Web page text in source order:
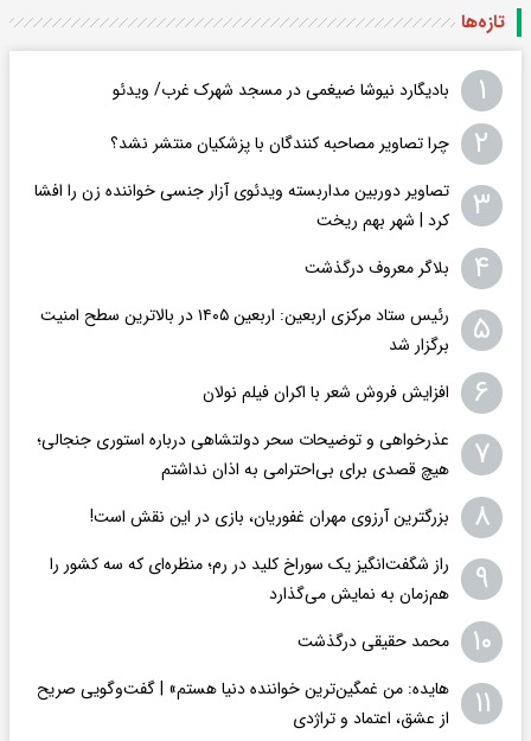
تازه‌ها
۱ بادیگارد نیوشا ضیغمی در مسجد شهرک غرب/ ویدئو
۲ چرا تصاویر مصاحبه کنندگان با پزشکیان منتشر نشد؟
۳
تصاویر دوربین مداربسته ویدئوی آزار جنسی خواننده زن را افشا
کرد | شهر بهم ریخت
۴ بلاگر معروف درگذشت
۵
رئیس ستاد مرکزی اربعین: اربعین ۱۴۰۵ در بالاترین سطح امنیت
برگزار شد
۶ افزایش فروش شعر با اکران فیلم نولان
۷
عذرخواهی و توضیحات سحر دولتشاهی درباره استوری جنجالی؛
هیچ قصدی برای بی‌احترامی به اذان نداشتم
۸ بزرگترین آرزوی مهران غفوریان، بازی در این نقش است!
۹
راز شگفت‌انگیز یک سوراخ کلید در رم؛ منظره‌ای که سه کشور را
هم‌زمان به نمایش می‌گذارد
۱۰ محمد حقیقی درگذشت
۱۱
هایده: من غمگین‌ترین خواننده دنیا هستم» | گفت‌وگویی صریح
از عشق، اعتماد و تراژدی